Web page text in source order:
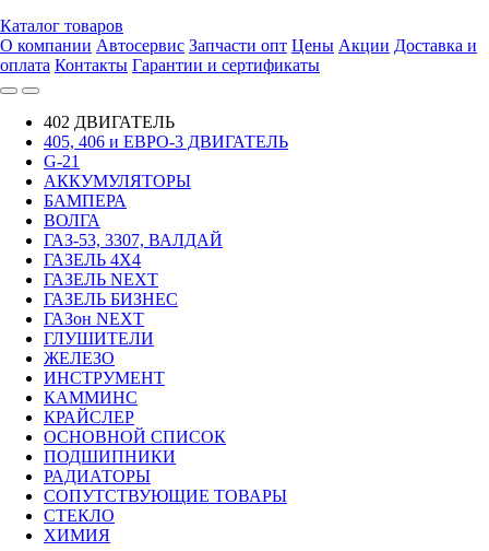
Каталог товаров
О компании Автосервис Запчасти опт Цены Акции Доставка и
оплата Контакты Гарантии и сертификаты
402 ДВИГАТЕЛЬ
405, 406 и ЕВРО-3 ДВИГАТЕЛЬ
G-21
АККУМУЛЯТОРЫ
БАМПЕРА
ВОЛГА
ГАЗ-53, 3307, ВАЛДАЙ
ГАЗЕЛЬ 4Х4
ГАЗЕЛЬ NEXT
ГАЗЕЛЬ БИЗНЕС
ГАЗон NEXT
ГЛУШИТЕЛИ
ЖЕЛЕЗО
ИНСТРУМЕНТ
КАММИНС
КРАЙСЛЕР
ОСНОВНОЙ СПИСОК
ПОДШИПНИКИ
РАДИАТОРЫ
СОПУТСТВУЮЩИЕ ТОВАРЫ
СТЕКЛО
ХИМИЯ